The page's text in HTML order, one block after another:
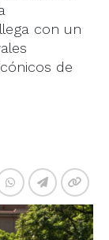
con un
de